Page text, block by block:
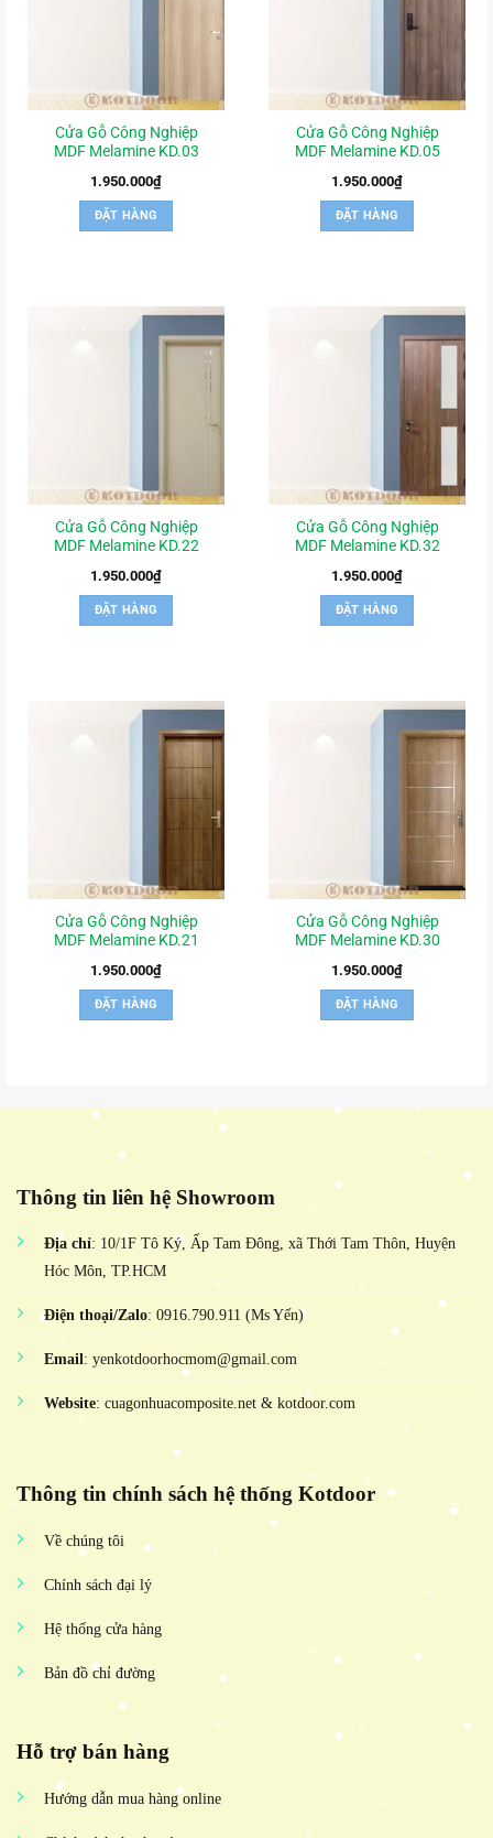
Cửa Gỗ Công Nghiệp
MDF Melamine KD.03
1.950.000₫
ĐẶT HÀNG
Cửa Gỗ Công Nghiệp
MDF Melamine KD.05
1.950.000₫
ĐẶT HÀNG
Cửa Gỗ Công Nghiệp
MDF Melamine KD.22
1.950.000₫
ĐẶT HÀNG
Cửa Gỗ Công Nghiệp
MDF Melamine KD.32
1.950.000₫
ĐẶT HÀNG
Cửa Gỗ Công Nghiệp
MDF Melamine KD.21
1.950.000₫
ĐẶT HÀNG
Cửa Gỗ Công Nghiệp
MDF Melamine KD.30
1.950.000₫
ĐẶT HÀNG
Thông tin liên hệ Showroom
Địa chỉ: 10/1F Tô Ký, Ấp Tam Đông, xã Thới Tam Thôn, Huyện
Hóc Môn, TP.HCM
Điện thoại/Zalo: 0916.790.911 (Ms Yến)
Email: yenkotdoorhocmom@gmail.com
Website: cuagonhuacomposite.net & kotdoor.com
Thông tin chính sách hệ thống Kotdoor
Về chúng tôi
Chính sách đại lý
Hệ thống cửa hàng
Bản đồ chỉ đường
Hỗ trợ bán hàng
Hướng dẫn mua hàng online